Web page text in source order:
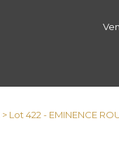
> Lot 422 - EMINENCE